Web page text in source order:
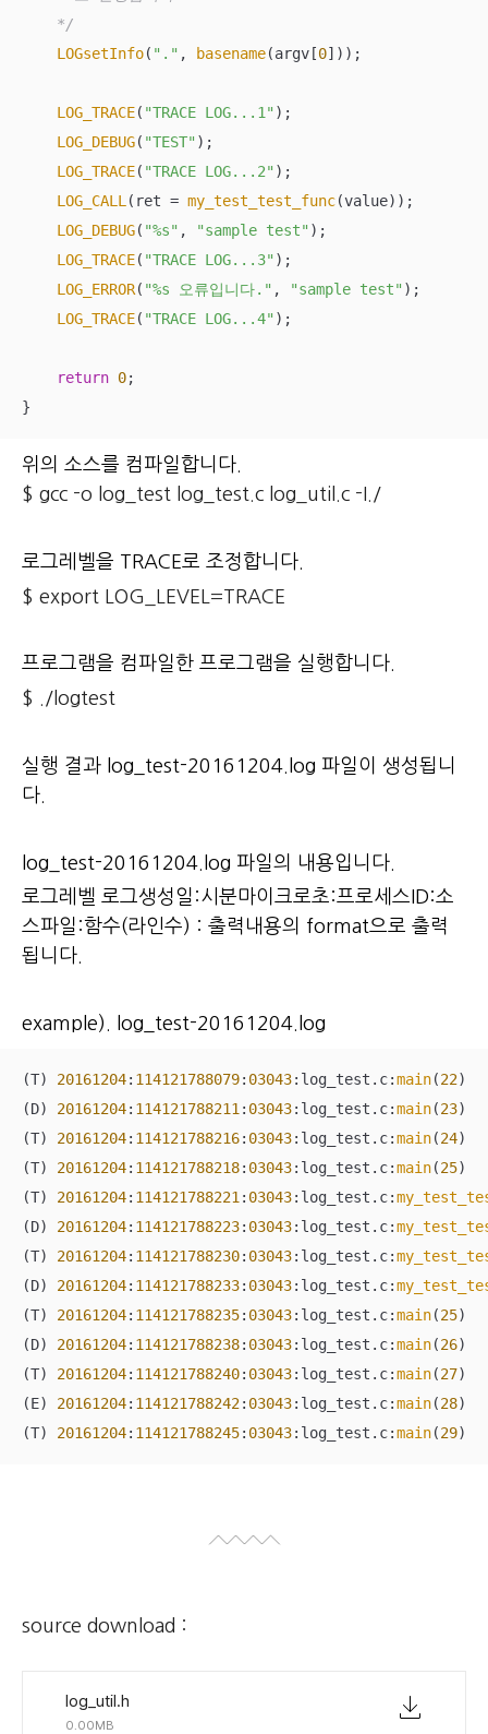
    */
LOGsetInfo( "." , basename(argv[0]));
LOG_TRACE( "TRACE LOG...1" );
LOG_DEBUG( "TEST" );
LOG_TRACE( "TRACE LOG...2" );
LOG_CALL (ret = my_test_test_func(value));
LOG_DEBUG( "%s" , "sample test" );
LOG_TRACE( "TRACE LOG...3" );
LOG_ERROR( "%s 오류입니다." , "sample test" );
LOG_TRACE( "TRACE LOG...4" );
return 0;
}
위의 소스를 컴파일합니다.
$ gcc -o log_test log_test.c log_util.c -I./
로그레벨을 TRACE로 조정합니다.
$ export LOG_LEVEL=TRACE
프로그램을 컴파일한 프로그램을 실행합니다.
$ ./logtest
실행 결과 log_test-20161204.log 파일이 생성됩니
다.
log_test-20161204.log 파일의 내용입니다.
로그레벨 로그생성일:시분마이크로초:프로세스ID:소
스파일:함수(라인수) : 출력내용의 format으로 출력
됩니다.
example). log_test-20161204.log
(T) 20161204: 114121788079: 03043:log_test.c:main(22)
(D) 20161204: 114121788211 : 03043:log_test.c:main(23)
(T) 20161204: 114121788216: 03043:log_test.c:main(24)
(T) 20161204: 114121788218: 03043:log_test.c:main(25)
(T) 20161204: 114121788221 : 03043:log_test.c:
(D) 20161204: 114121788223: 03043:log_test.c:
(T) 20161204: 114121788230: 03043:log_test.c:
(D) 20161204: 114121788233: 03043:log_test.c:
(T) 20161204: 114121788235: 03043:log_test.c:main(25)
(D) 20161204: 114121788238: 03043:log_test.c:main(26)
(T) 20161204: 114121788240: 03043:log_test.c:main(27)
(E) 20161204: 114121788242: 03043:log_test.c:main(28)
(T) 20161204: 114121788245: 03043:log_test.c:main(29)
source download :
log_util.h
0.00MB